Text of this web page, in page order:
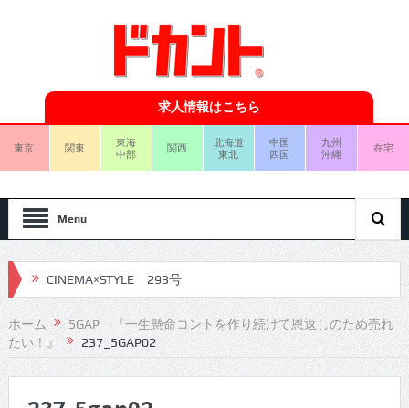
求人情報はこちら
東京 関東
東海
中部
関西
北海道
東北
中国
四国
九州
沖縄
在宅
Menu
CINEMA×STYLE 293号
CINEMA×STYLE 292号
CINEMA×STYLE 291号
ホーム
5GAP 『一生懸命コントを作り続けて恩返しのため売れ
たい！』
237_5GAP02